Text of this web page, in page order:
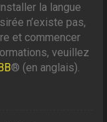
la langue
n’existe pas,
et commencer
veuillez
® (en anglais).